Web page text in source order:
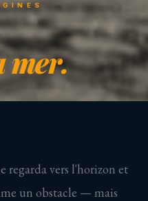
mer.
regarda vers l'horizon et
un obstacle — mais